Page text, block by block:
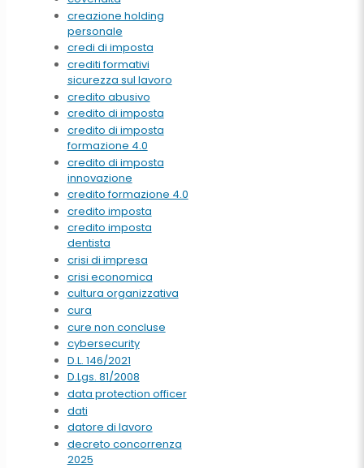
creazione holding
personale
credi di imposta
crediti formativi
sicurezza sul lavoro
credito abusivo
credito di imposta
credito di imposta
formazione 4.0
credito di imposta
innovazione
credito formazione 4.0
credito imposta
credito imposta
dentista
crisi di impresa
crisi economica
cultura organizzativa
cura
cure non concluse
cybersecurity
D.L. 146/2021
D.Lgs. 81/2008
data protection officer
dati
datore di lavoro
decreto concorrenza
2025